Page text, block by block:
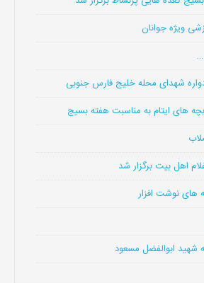
ویژه جوانان
شهدای محله خلیج فارس جنوبی
های ایتام به مناسبت هفته بسیج
اهل بیت برگزار شد
های نوشت افزار
شهید ابوالفضل مسعود